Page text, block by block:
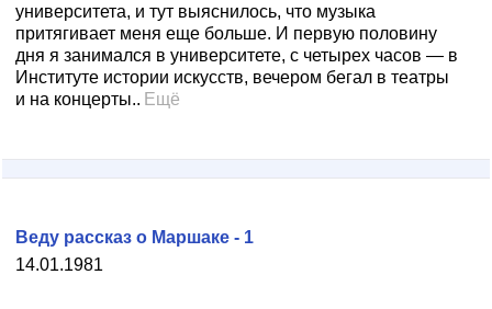
университета, и тут выяснилось, что музыка
притягивает меня еще больше. И первую половину
дня я занимался в университете, с четырех часов — в
Институте истории искусств, вечером бегал в театры
и на концерты.. Ещё
14.01.1981
Веду рассказ о Маршаке - 1